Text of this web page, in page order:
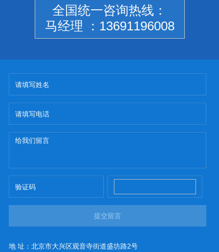
全国统一咨询热线：
马经理 ：13691196008
提交留言
地 址：北京市大兴区观音寺街道盛坊路2号